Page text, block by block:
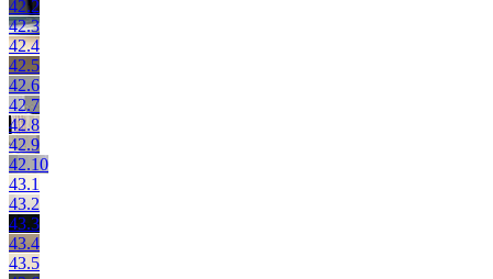
42.2
42.3
42.4
42.5
42.6
42.7
42.8
42.9
42.10
43.1
43.2
43.3
43.4
43.5